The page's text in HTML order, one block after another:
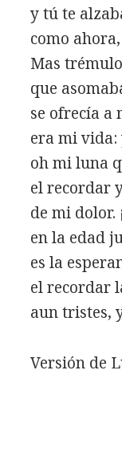
y tú te
como
Mas
que
se ofrecía a
era mi vida:
oh mi luna
el recordar
de mi dolor.
en la edad
es la
el recordar
aun tristes,
Versión de